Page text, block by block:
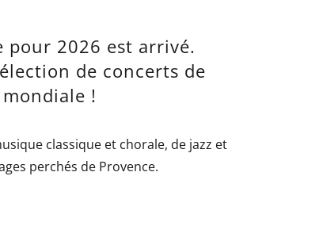
pour 2026 est arrivé.
de concerts de
mondiale !
classique et chorale, de jazz et
perchés de Provence.